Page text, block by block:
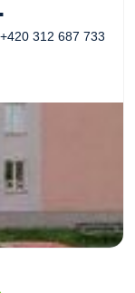
+420 312 687 733